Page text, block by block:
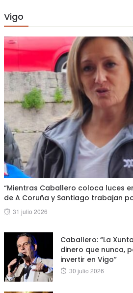
Vigo
“Mientras Caballero coloca luces
de A Coruña y Santiago trabajan
Posted
31 julio 2026
Caballero: “La
dinero que nunca,
invertir en Vigo”
Posted
30 julio 2026